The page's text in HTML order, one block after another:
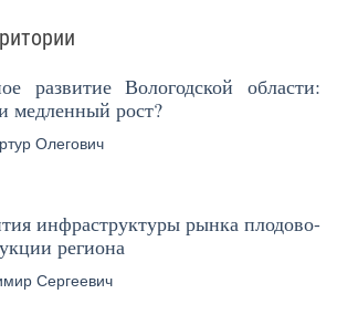
развитие Вологодской области:
медленный рост?
Олегович
инфраструктуры рынка плодово-
региона
Сергеевич